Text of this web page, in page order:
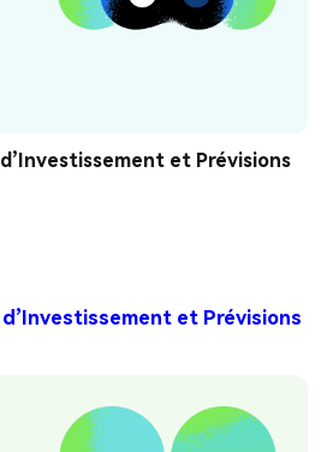
et Prévisions
d’Investissement et Prévisions